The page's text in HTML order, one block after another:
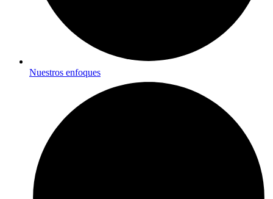
Nuestros enfoques